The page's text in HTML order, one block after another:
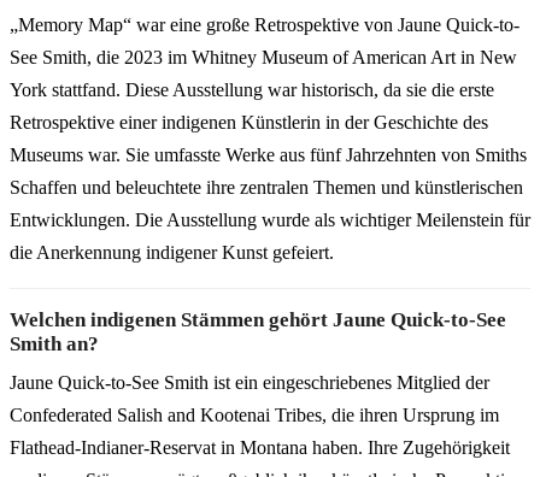
„Memory Map“ war eine große Retrospektive von Jaune Quick-to-
See Smith, die 2023 im Whitney Museum of American Art in New
York stattfand. Diese Ausstellung war historisch, da sie die erste
Retrospektive einer indigenen Künstlerin in der Geschichte des
Museums war. Sie umfasste Werke aus fünf Jahrzehnten von Smiths
Schaffen und beleuchtete ihre zentralen Themen und künstlerischen
Entwicklungen. Die Ausstellung wurde als wichtiger Meilenstein für
die Anerkennung indigener Kunst gefeiert.
Welchen indigenen Stämmen gehört Jaune Quick-to-See
Smith an?
Jaune Quick-to-See Smith ist ein eingeschriebenes Mitglied der
Confederated Salish and Kootenai Tribes, die ihren Ursprung im
Flathead-Indianer-Reservat in Montana haben. Ihre Zugehörigkeit